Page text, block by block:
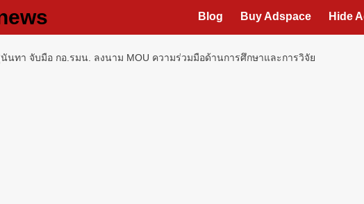
Blog Buy Adspace Hide
นทา จับมือ กอ.รมน. ลงนาม MOU ความร่วมมือด้านการศึกษาและการวิจัย